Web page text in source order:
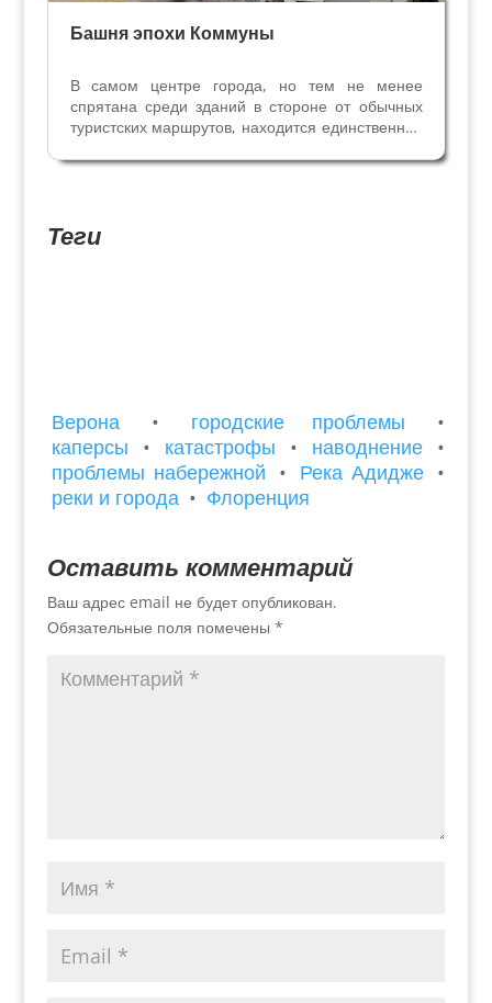
Башня эпохи Коммуны
В самом центре города, но тем не менее
спрятана среди зданий в стороне от обычных
туристских маршрутов, находится единственная
XII века. В то время Коммуна Вероны
Теги
Верона • городские проблемы
•
каперсы
• катастрофы • наводнение •
проблемы набережной • Река Адидже •
реки и города • Флоренция
Оставить комментарий
Ваш адрес email не будет опубликован.
Обязательные поля помечены *